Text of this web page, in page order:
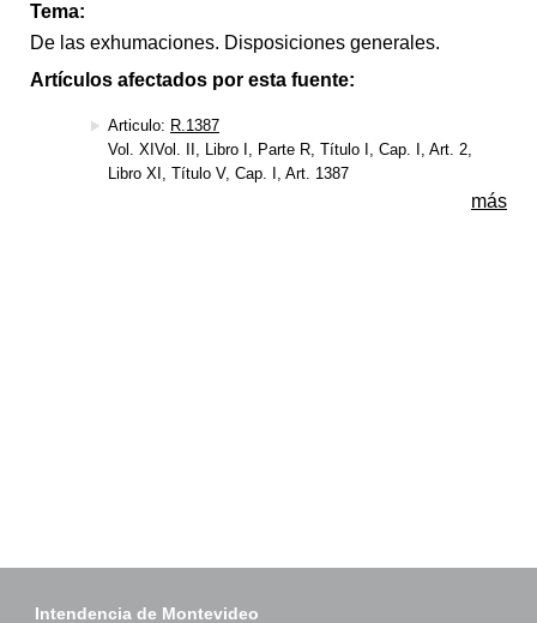
Tema:
De las exhumaciones. Disposiciones generales.
Artículos afectados por esta fuente:
Articulo: R.1387
Vol. XIVol. II, Libro I, Parte R, Título I, Cap. I, Art. 2,
Libro XI, Título V, Cap. I, Art. 1387
más
Intendencia de Montevideo